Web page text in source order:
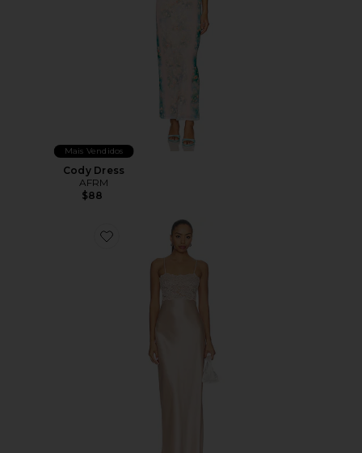
Mais Vendidos
Cody Dress
AFRM
$88
Favorite Myra Dress